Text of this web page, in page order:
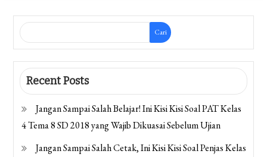
Cari
Recent Posts
Jangan Sampai Salah Belajar! Ini Kisi Kisi Soal PAT Kelas
4 Tema 8 SD 2018 yang Wajib Dikuasai Sebelum Ujian
Jangan Sampai Salah Cetak, Ini Kisi Kisi Soal Penjas Kelas